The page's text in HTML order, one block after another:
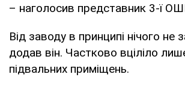
– наголосив представник 3-ї
Від заводу в принципі нічого не
додав він. Частково вціліло
підвальних приміщень.